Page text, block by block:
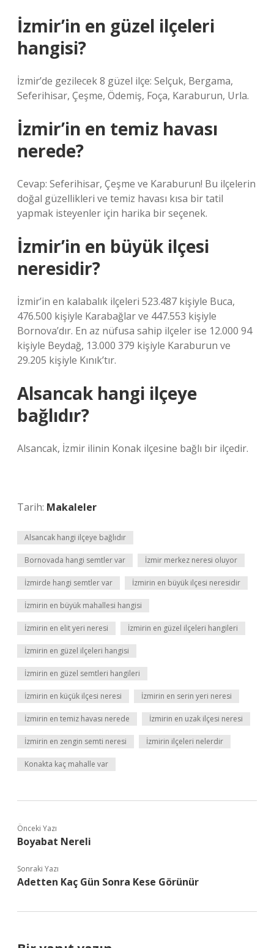
İzmir’in en güzel ilçeleri
hangisi?
İzmir’de gezilecek 8 güzel ilçe: Selçuk, Bergama,
Seferihisar, Çeşme, Ödemiş, Foça, Karaburun, Urla.
İzmir’in en temiz havası
nerede?
Cevap: Seferihisar, Çeşme ve Karaburun! Bu ilçelerin
doğal güzellikleri ve temiz havası kısa bir tatil
yapmak isteyenler için harika bir seçenek.
İzmir’in en büyük ilçesi
neresidir?
İzmir’in en kalabalık ilçeleri 523.487 kişiyle Buca,
476.500 kişiyle Karabağlar ve 447.553 kişiyle
Bornova’dır. En az nüfusa sahip ilçeler ise 12.000 94
kişiyle Beydağ, 13.000 379 kişiyle Karaburun ve
29.205 kişiyle Kınık’tır.
Alsancak hangi ilçeye
bağlıdır?
Alsancak, İzmir ilinin Konak ilçesine bağlı bir ilçedir.
Tarih: Makaleler
Alsancak hangi ilçeye bağlıdır
Bornovada hangi semtler var İzmir merkez neresi oluyor
İzmirde hangi semtler var İzmirin en büyük ilçesi neresidir
İzmirin en büyük mahallesi hangisi
İzmirin en elit yeri neresi İzmirin en güzel ilçeleri hangileri
İzmirin en güzel ilçeleri hangisi
İzmirin en güzel semtleri hangileri
İzmirin en küçük ilçesi neresi İzmirin en serin yeri neresi
İzmirin en temiz havası nerede İzmirin en uzak ilçesi neresi
İzmirin en zengin semti neresi İzmirin ilçeleri nelerdir
Konakta kaç mahalle var
Önceki Yazı
Boyabat Nereli
Sonraki Yazı
Adetten Kaç Gün Sonra Kese Görünür